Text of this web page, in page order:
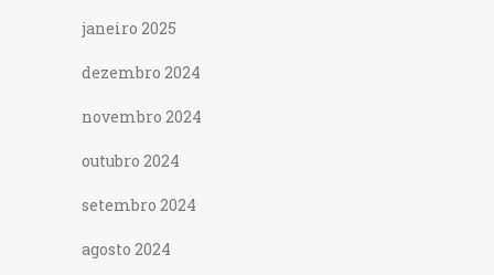
janeiro 2025
dezembro 2024
novembro 2024
outubro 2024
setembro 2024
agosto 2024